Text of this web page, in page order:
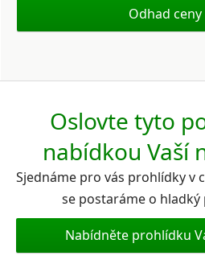
Odhad
Oslovte tyto
nabídkou Vaší
Sjednáme pro vás prohlídky v
se postaráme o
Nabídněte prohlídku